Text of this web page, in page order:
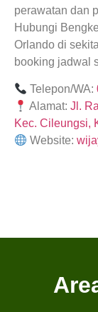
perawatan dan
Hubungi
Orlando di
booking jadwal
Telepon/WA:
Alamat:Jl.
Kec. Cileungsi,
Website: